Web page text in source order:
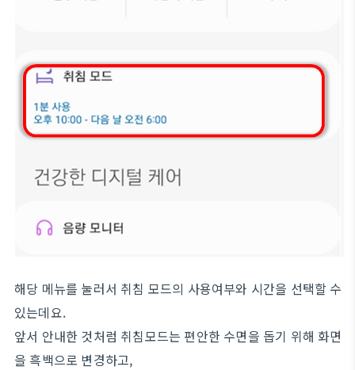
해당 메뉴를 눌러서 취침 모드의 사용여부와 시간을 선택할 수
있는데요.
앞서 안내한 것처럼 취침모드는 편안한 수면을 돕기 위해 화면
을 흑백으로 변경하고,